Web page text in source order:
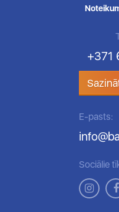
+371
E-pasts:
Sociālie